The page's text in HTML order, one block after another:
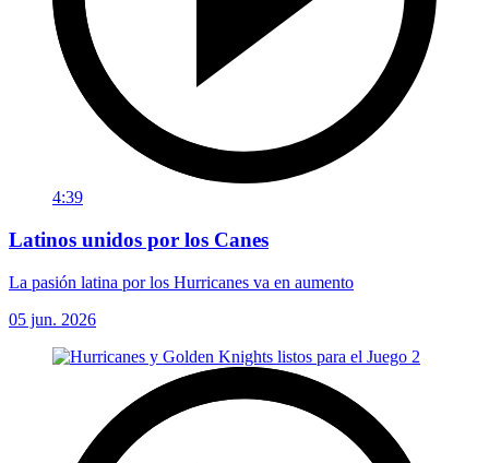
4:39
Latinos unidos por los Canes
La pasión latina por los Hurricanes va en aumento
05 jun. 2026